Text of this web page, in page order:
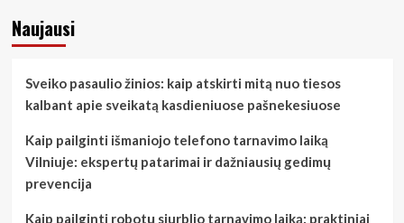
Naujausi
Sveiko pasaulio žinios: kaip atskirti mitą nuo tiesos
kalbant apie sveikatą kasdieniuose pašnekesiuose
Kaip pailginti išmaniojo telefono tarnavimo laiką
Vilniuje: ekspertų patarimai ir dažniausių gedimų
prevencija
Kaip pailginti robotų siurblio tarnavimo laiką: praktiniai